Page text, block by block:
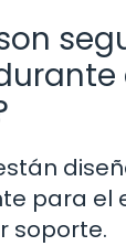
para el
soporte.